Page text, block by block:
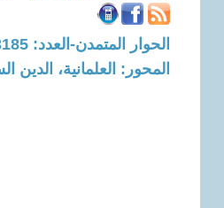
الحوار المتمدن-العدد: 3185 - 2010 / 11 / 14 - 18:42
المحور: العلمانية، الدين